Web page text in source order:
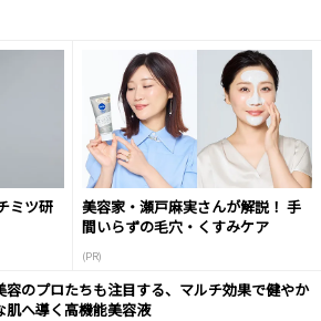
ミツ研
美容家・瀬戸麻実さんが解説！ 手
間いらずの毛穴・くすみケア
(PR)
容のプロたちも注目する、マルチ効果で健やか
肌へ導く高機能美容液